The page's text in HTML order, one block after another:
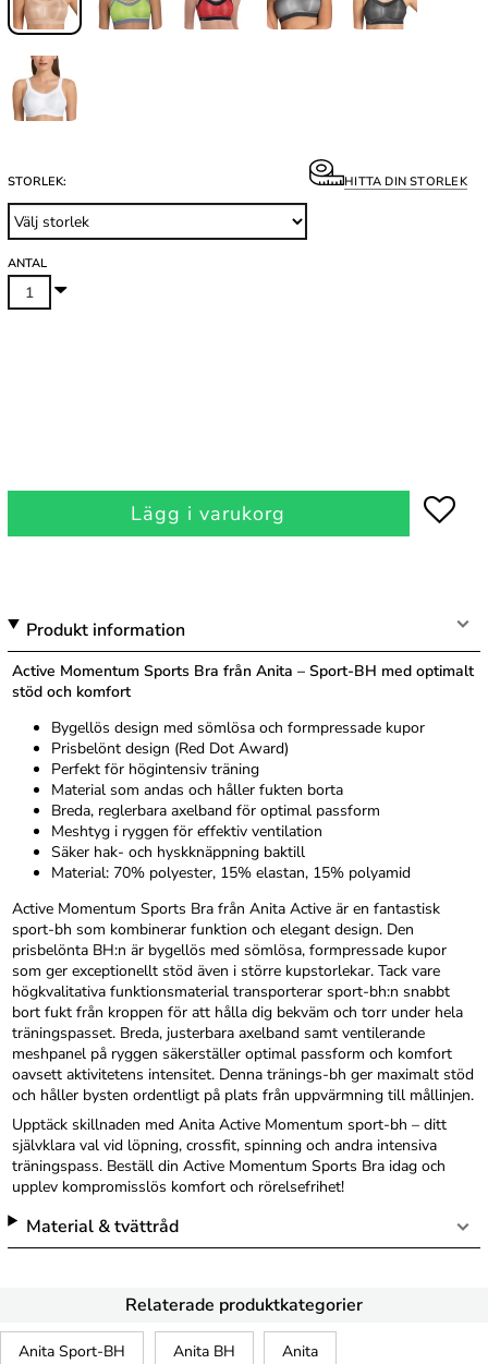
STORLEK: HITTA DIN STORLEK
ANTAL
Lägg i varukorg
Produkt information
Active Momentum Sports Bra från Anita – Sport-BH med optimalt
stöd och komfort
Bygellös design med sömlösa och formpressade kupor
Prisbelönt design (Red Dot Award)
Perfekt för högintensiv träning
Material som andas och håller fukten borta
Breda, reglerbara axelband för optimal passform
Meshtyg i ryggen för effektiv ventilation
Säker hak- och hyskknäppning baktill
Material: 70% polyester, 15% elastan, 15% polyamid
Active Momentum Sports Bra från Anita Active är en fantastisk
sport-bh som kombinerar funktion och elegant design. Den
prisbelönta BH:n är bygellös med sömlösa, formpressade kupor
som ger exceptionellt stöd även i större kupstorlekar. Tack vare
högkvalitativa funktionsmaterial transporterar sport-bh:n snabbt
bort fukt från kroppen för att hålla dig bekväm och torr under hela
träningspasset. Breda, justerbara axelband samt ventilerande
meshpanel på ryggen säkerställer optimal passform och komfort
oavsett aktivitetens intensitet. Denna tränings-bh ger maximalt stöd
och håller bysten ordentligt på plats från uppvärmning till mållinjen.
Upptäck skillnaden med Anita Active Momentum sport-bh – ditt
självklara val vid löpning, crossfit, spinning och andra intensiva
träningspass. Beställ din Active Momentum Sports Bra idag och
upplev kompromisslös komfort och rörelsefrihet!
Material & tvättråd
Relaterade produktkategorier
Anita Sport-BH Anita BH Anita